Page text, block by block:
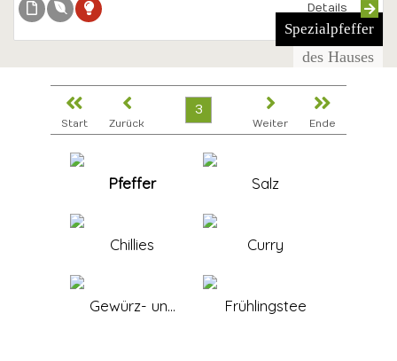
Spezialpfeffer
des Hauses
Details
Start Zurück
3
Weiter Ende
Pfeffer Salz
Chillies Curry
Gewürz- un... Frühlingstee